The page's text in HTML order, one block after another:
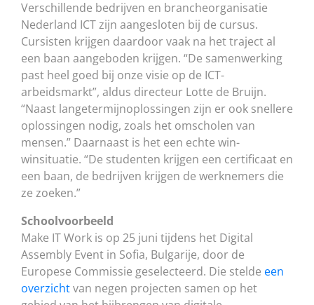
Verschillende bedrijven en brancheorganisatie
Nederland ICT zijn aangesloten bij de cursus.
Cursisten krijgen daardoor vaak na het traject al
een baan aangeboden krijgen. “De samenwerking
past heel goed bij onze visie op de ICT-
arbeidsmarkt”, aldus directeur Lotte de Bruijn.
“Naast langetermijnoplossingen zijn er ook snellere
oplossingen nodig, zoals het omscholen van
mensen.” Daarnaast is het een echte win-
winsituatie. “De studenten krijgen een certificaat en
een baan, de bedrijven krijgen de werknemers die
ze zoeken.”
Schoolvoorbeeld
Make IT Work is op 25 juni tijdens het Digital
Assembly Event in Sofia, Bulgarije, door de
Europese Commissie geselecteerd. Die stelde een
overzichtvan negen projecten samen op het